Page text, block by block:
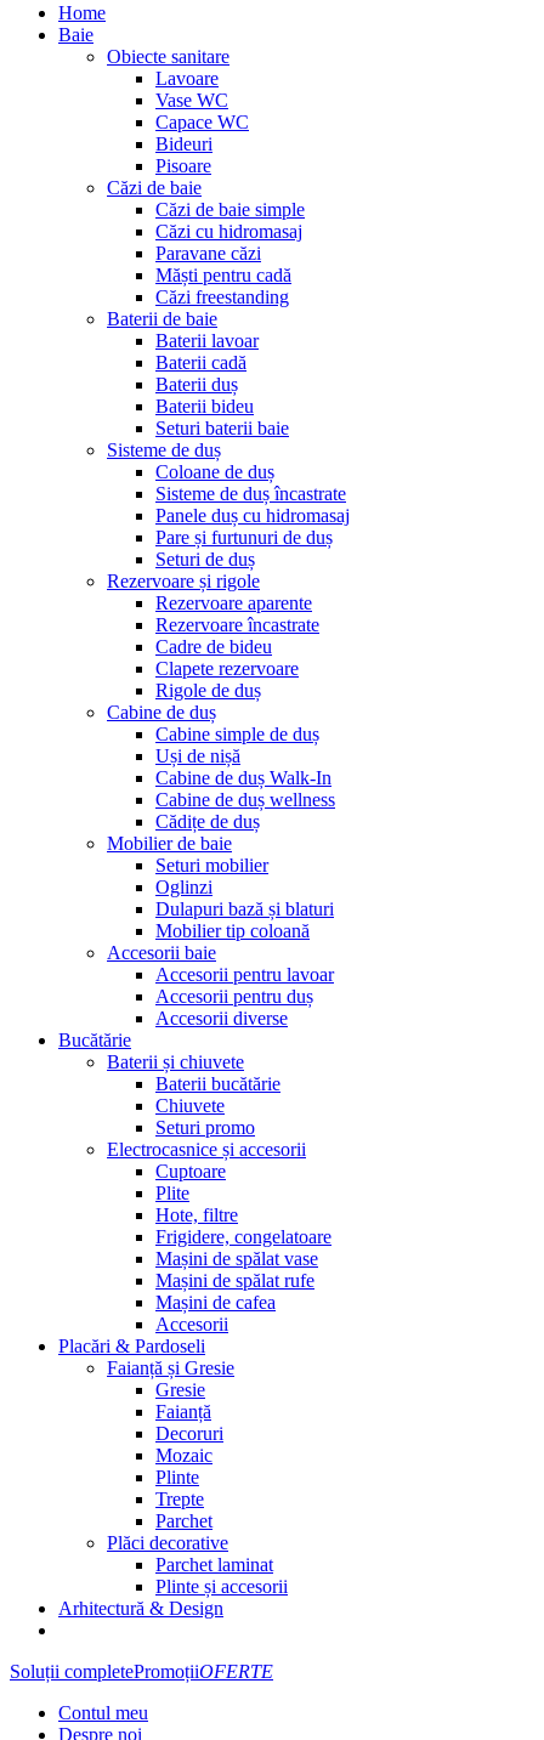
Home
Baie
Obiecte sanitare
Lavoare
Vase WC
Capace WC
Bideuri
Pisoare
Căzi de baie
Căzi de baie simple
Căzi cu hidromasaj
Paravane căzi
Măști pentru cadă
Căzi freestanding
Baterii de baie
Baterii lavoar
Baterii cadă
Baterii duș
Baterii bideu
Seturi baterii baie
Sisteme de duș
Coloane de duș
Sisteme de duș încastrate
Panele duș cu hidromasaj
Pare și furtunuri de duș
Seturi de duș
Rezervoare și rigole
Rezervoare aparente
Rezervoare încastrate
Cadre de bideu
Clapete rezervoare
Rigole de duș
Cabine de duș
Cabine simple de duș
Uși de nișă
Cabine de duș Walk-In
Cabine de duș wellness
Cădițe de duș
Mobilier de baie
Seturi mobilier
Oglinzi
Dulapuri bază și blaturi
Mobilier tip coloană
Accesorii baie
Accesorii pentru lavoar
Accesorii pentru duș
Accesorii diverse
Bucătărie
Baterii și chiuvete
Baterii bucătărie
Chiuvete
Seturi promo
Electrocasnice și accesorii
Cuptoare
Plite
Hote, filtre
Frigidere, congelatoare
Mașini de spălat vase
Mașini de spălat rufe
Mașini de cafea
Accesorii
Placări & Pardoseli
Faianță și Gresie
Gresie
Faianță
Decoruri
Mozaic
Plinte
Trepte
Parchet
Plăci decorative
Parchet laminat
Plinte și accesorii
Arhitectură & Design
Soluții completePromoțiiOFERTE
Contul meu
Despre noi